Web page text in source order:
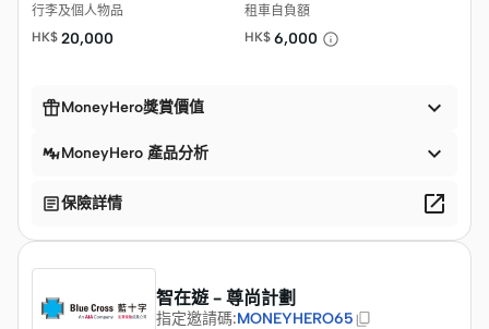
行李及個人物品
HK$ 20,000
租車自負額
HK$ 6,000
MoneyHero獎賞價值 
MoneyHero 產品分析 
保險詳情 
智在遊 - 尊尚計劃
指定邀請碼:MONEYHERO65